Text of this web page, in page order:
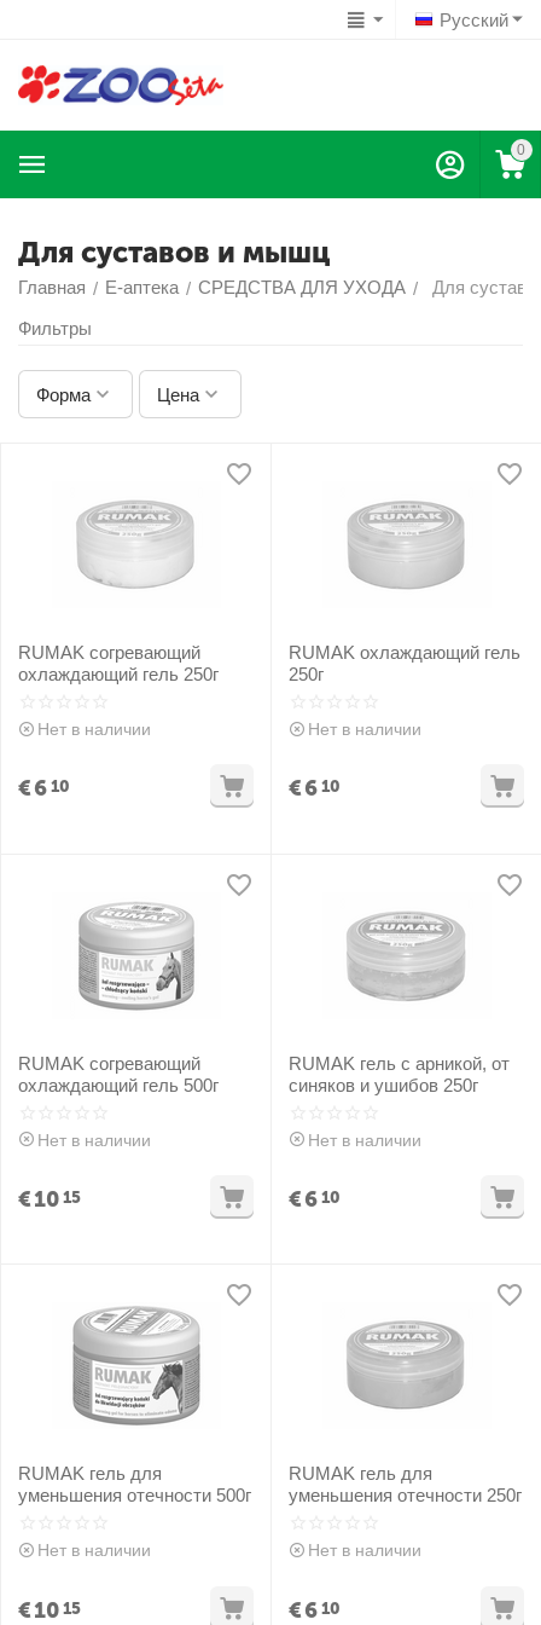
Русский
0
Для суставов и мышц
Главная / Е-аптека / СРЕДСТВА ДЛЯ УХОДА /
Для
Фильтры
Форма Цена
RUMAK согревающий
охлаждающий гель 250г
Нет в наличии
€610
RUMAK охлаждающий гель
250г
Нет в наличии
€610
RUMAK согревающий
охлаждающий гель 500г
Нет в наличии
€1015
RUMAK гель с арникой, от
синяков и ушибов 250г
Нет в наличии
€610
RUMAK гель для
уменьшения отечности 500г
Нет в наличии
€1015
RUMAK гель для
уменьшения отечности 250г
Нет в наличии
€610